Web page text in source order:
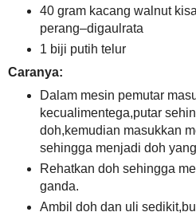
40 gram kacang walnut
perang–digaulrata
1 biji putih telur
Caranya:
Dalam mesin pemutar
kecualimentega,putar
doh,kemudian masukkan
sehingga menjadi doh
Rehatkan doh sehingga
ganda.
Ambil doh dan uli